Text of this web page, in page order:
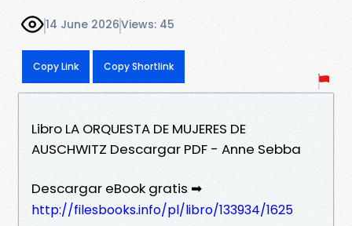
14 June 2026Views: 45
Copy Link Copy Shortlink
Libro LA ORQUESTA DE MUJERES DE
AUSCHWITZ Descargar PDF - Anne Sebba
Descargar eBook gratis ➡
http://filesbooks.info/pl/libro/133934/1625